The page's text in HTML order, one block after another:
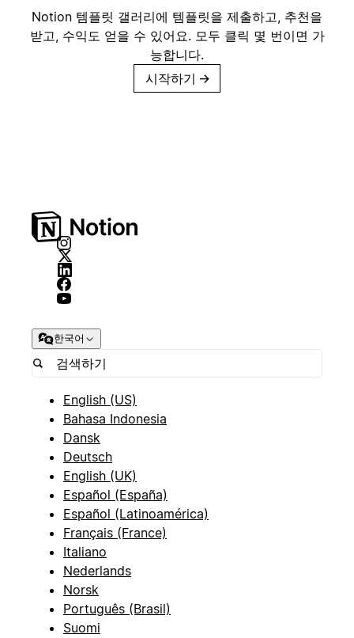
Notion 템플릿 갤러리에 템플릿을 제출하고, 추천을
받고, 수익도 얻을 수 있어요. 모두 클릭 몇 번이면 가
능합니다.
시작하기 →
한국어
English (US)
Bahasa Indonesia
Dansk
Deutsch
English (UK)
Español (España)
Español (Latinoamérica)
Français (France)
Italiano
Nederlands
Norsk
Português (Brasil)
Suomi